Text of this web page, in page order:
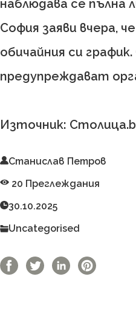
наблюдава се пълна
София заяви вчера,
обичайния си
предупреждават
Източник:
Станислав Петров
20 Преглеждания
30.10.2025
Uncategorised